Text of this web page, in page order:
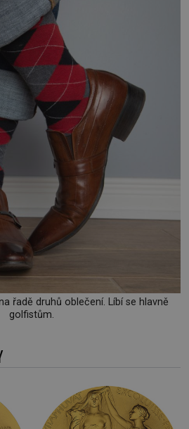
řadě druhů oblečení. Líbí se hlavně
golfistům.